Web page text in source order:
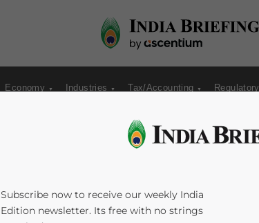
Economy Industries Tax/Accounting Regulatory
Subscribe now to receive our weekly India
Edition newsletter. Its free with no strings